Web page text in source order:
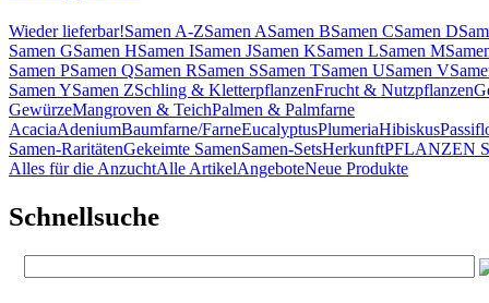
Wieder lieferbar!Samen A-ZSamen ASamen BSamen CSamen D
Samen GSamen HSamen ISamen JSamen KSamen LSamen M
Samen PSamen QSamen RSamen SSamen TSamen USamen V
Samen YSamen ZSchling & KletterpflanzenFrucht & Nutzpflanzen
GewürzeMangroven & TeichPalmen & Palmfarne
AcaciaAdeniumBaumfarne/FarneEucalyptusPlumeriaHibiskus
Samen-RaritätenGekeimte SamenSamen-SetsHerkunftPFLANZEN
Alles für die AnzuchtAlle ArtikelAngeboteNeue Produkte
Schnellsuche